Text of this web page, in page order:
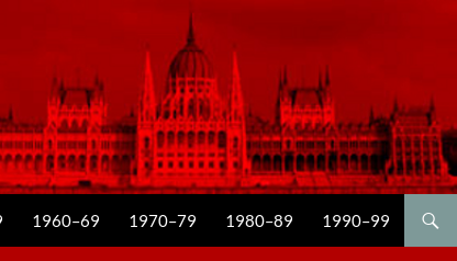
1960–69 1970–79 1980–89 1990–99